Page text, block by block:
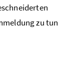
zu tun